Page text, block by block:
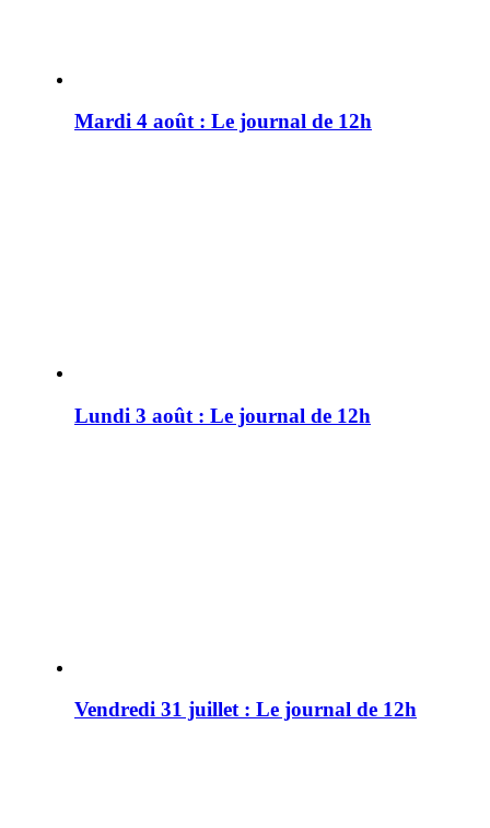
Mardi 4 août : Le journal de 12h
Lundi 3 août : Le journal de 12h
Vendredi 31 juillet : Le journal de 12h